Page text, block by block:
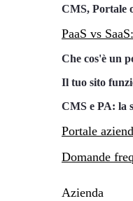
CMS, Portale
PaaS vs
Che cos'è un
Il tuo sito
CMS e PA: la
Portale
Domande
Azienda